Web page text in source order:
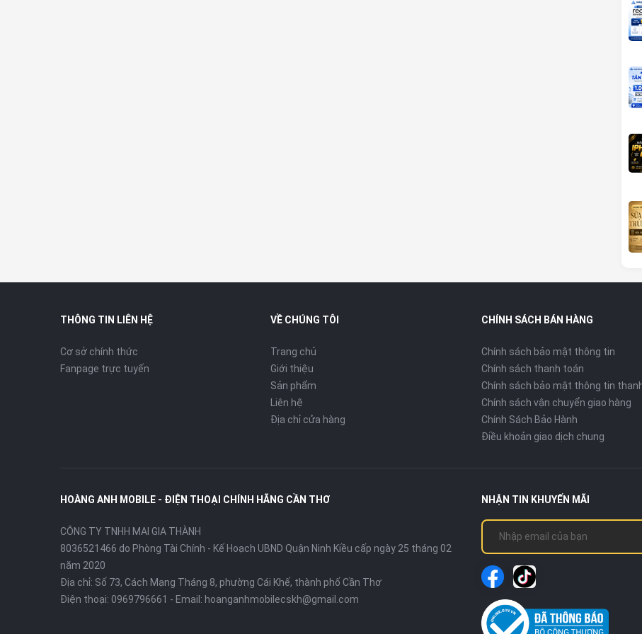
THÔNG TIN LIÊN HỆ
Cơ sở chính thức
Fanpage trực tuyến
VỀ CHÚNG TÔI
Trang chủ
Giới thiệu
Sản phẩm
Liên hệ
Địa chỉ cửa hàng
CHÍNH SÁCH BÁN HÀNG
Chính sách bảo mật thông tin
Chính sách thanh toán
Chính sách bảo mật thông tin
Chính sách vận chuyển giao hàng
Chính Sách Bảo Hành
Điều khoản giao dịch chung
HOÀNG ANH MOBILE - ĐIỆN THOẠI CHÍNH HÃNG CẦN THƠ
CÔNG TY TNHH MAI GIA THÀNH
8036521466 do Phòng Tài Chính - Kế Hoạch UBND Quận Ninh Kiều cấp ngày 25 tháng 02
năm 2020
Địa chỉ: Số 73, Cách Mạng Tháng 8, phường Cái Khế, thành phố Cần Thơ
Điện thoại: 0969796661 - Email: hoanganhmobilecskh@gmail.com
NHẬN TIN KHUYẾN MÃI